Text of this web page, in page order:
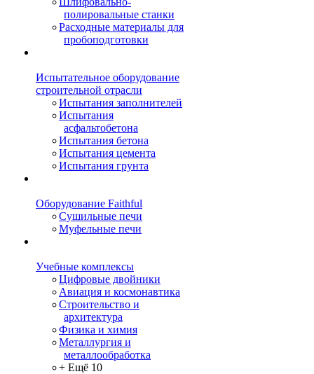
полировальные станки
Расходные материалы для
пробоподготовки
Испытательное оборудование
строительной отрасли
Испытания заполнителей
Испытания
асфальтобетона
Испытания бетона
Испытания цемента
Испытания грунта
Оборудование Faithful
Сушильные печи
Муфельные печи
Учебные комплексы
Цифровые двойники
Авиация и космонавтика
Строительство и
архитектура
Физика и химия
Металлургия и
металлообработка
+ Ещё 10